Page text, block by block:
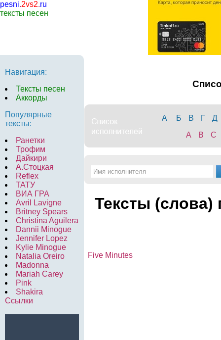
pesni.2vs2.ru
тексты песен
Навигация:
Тексты песен
Аккорды
Популярные
тексты:
Ранетки
Трофим
Дайкири
А.Стоцкая
Reflex
ТАТУ
ВИА ГРА
Avril Lavigne
Britney Spears
Christina Aguilera
Dannii Minogue
Jennifer Lopez
Kylie Minogue
Natalia Oreiro
Madonna
Mariah Carey
Pink
Shakira
Ссылки
А Б В Г
Д
A
B C
Тексты (слова)
Five Minutes